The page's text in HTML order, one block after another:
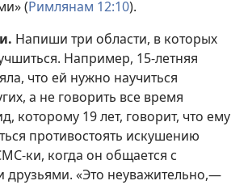
(Римлянам 12:10).
Напиши три области, в которых
Например, 15-летняя
что ей нужно научиться
а не говорить все время
которому 19 лет, говорит, что ему
противостоять искушению
ки, когда он общается с
«Это неуважительно,—